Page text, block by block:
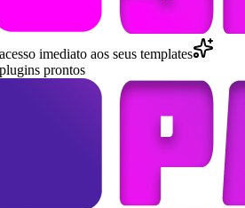
imediato aos seus templates
prontos